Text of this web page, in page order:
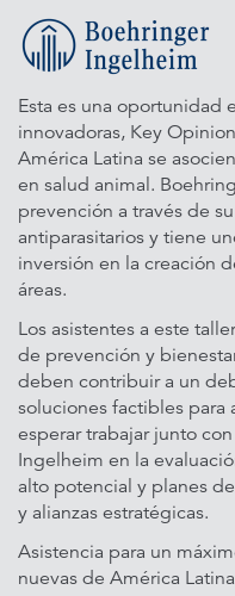
Esta es una oportunidad
innovadoras, Key
América Latina se
en salud animal.
prevención a través de
antiparasitarios y tiene
inversión en la creación
áreas.
Los asistentes a este
de prevención y
deben contribuir a un
soluciones factibles para
esperar trabajar junto
Ingelheim en la
alto potencial y planes
y alianzas estratégicas.
Asistencia para un
nuevas de América